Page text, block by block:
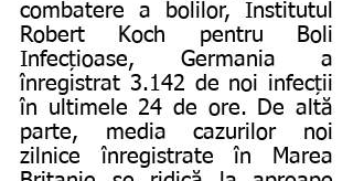
combatere a bolilor, Institutul
Robert Koch pentru Boli
Infecțioase, Germania a
înregistrat 3.142 de noi infecții
în ultimele 24 de ore. De altă
parte, media cazurilor noi
zilnice înregistrate în Marea